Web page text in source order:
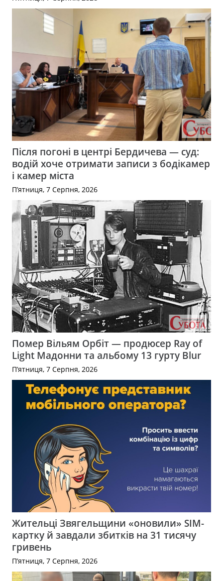
Після погоні в центрі Бердичева — суд:
водій хоче отримати записи з бодікамер
і камер міста
П’ятниця, 7 Серпня, 2026
Помер Вільям Орбіт — продюсер Ray of
Light Мадонни та альбому 13 гурту Blur
П’ятниця, 7 Серпня, 2026
Жительці Звягельщини «оновили» SIM-
картку й завдали збитків на 31 тисячу
гривень
П’ятниця, 7 Серпня, 2026